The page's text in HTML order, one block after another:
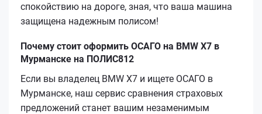
спокойствию на дороге, зная, что ваша машина
защищена надежным полисом!
Почему стоит оформить ОСАГО на BMW X7 в
Мурманске на ПОЛИС812
Если вы владелец BMW X7 и ищете ОСАГО в
Мурманске, наш сервис сравнения страховых
предложений станет вашим незаменимым